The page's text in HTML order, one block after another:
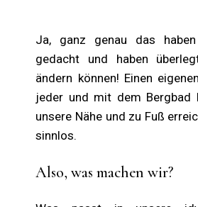
Ja, ganz genau das
gedacht und haben
ändern können! Einen
jeder und mit dem Bergbad
unsere Nähe und zu Fuß
sinnlos.
Also, was machen wir?